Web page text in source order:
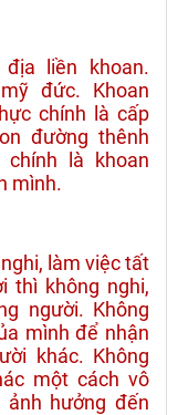
liền khoan.
đức. Khoan
chính là cấp
đường thênh
là khoan
mình.
làm việc tất
thì không nghi,
người. Không
mình để nhận
khác. Không
một cách vô
hưởng đến